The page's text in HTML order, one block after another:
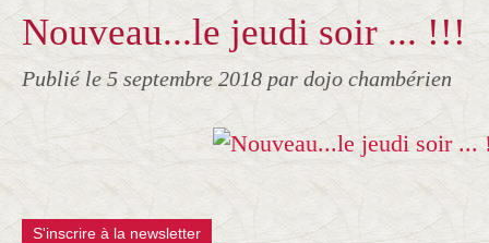
Nouveau...le jeudi soir ... !!!
Publié le 5 septembre 2018 par dojo chambérien
S'inscrire à la newsletter